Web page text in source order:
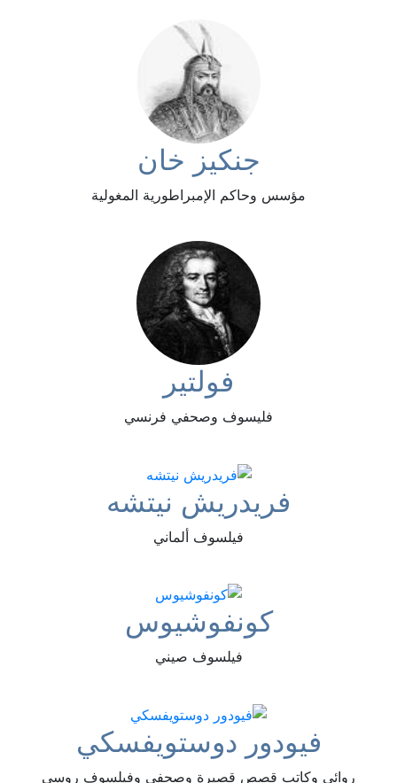
جنكيز خان
مؤسس وحاكم الإمبراطورية المغولية
فولتير
فليسوف وصحفي فرنسي
فريدريش نيتشه
فيلسوف ألماني
كونفوشيوس
فيلسوف صيني
فيودور دوستويفسكي
روائي وكاتب قصص قصيرة وصحفي وفيلسوف روسي